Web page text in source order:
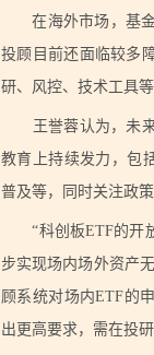
在海外市场，基金
投顾目前还面临较多
研、风控、技术工具等
王誉蓉认为，未来
教育上持续发力，包
普及等，同时关注政
“科创板ETF的开放
步实现场内场外资产
顾系统对场内ETF的
出更高要求，需在投